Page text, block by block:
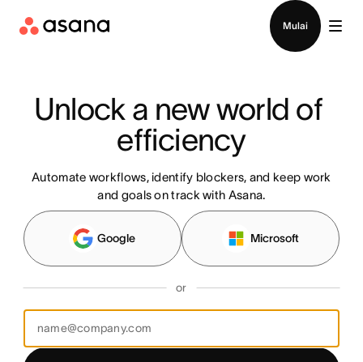
Mulai
Unlock a new world of
efficiency
Automate workflows, identify blockers, and keep work
and goals on track with Asana.
Google Microsoft
or